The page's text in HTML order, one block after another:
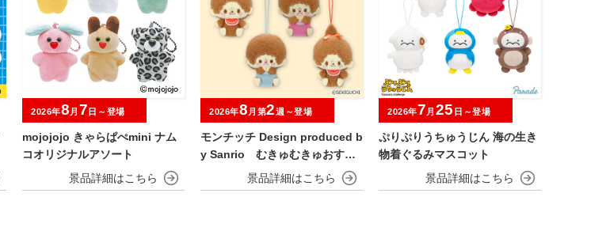
mojojojo きゃらぱぺmini ナム
コオリジナルアソート
2026年8 月 7 日～登場
モンチッチ Design produced b
y Sanrio むきゅむきゅおすわ
りマスコット
2026年8 月第2週～登場
ぷりぷりうちゅうじん 海の生き
物着ぐるみマスコット
2026年7 月 25 日～登場